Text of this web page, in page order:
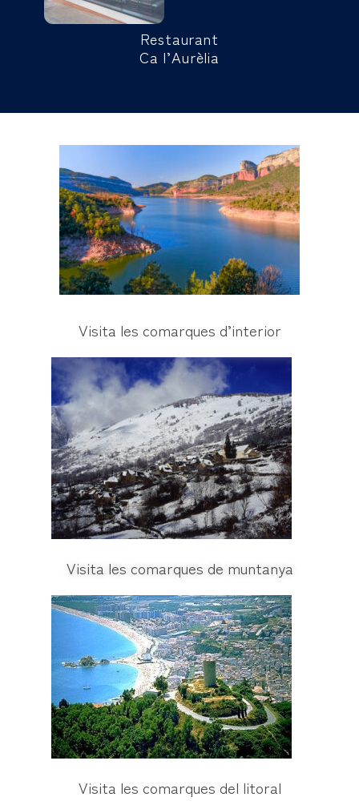
Restaurant
Ca l’Aurèlia
Visita les comarques d’interior
Visita les comarques de muntanya
Visita les comarques del litoral